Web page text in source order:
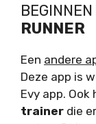
RUNNER
Een andere
Deze app is
Evy app.
trainer die